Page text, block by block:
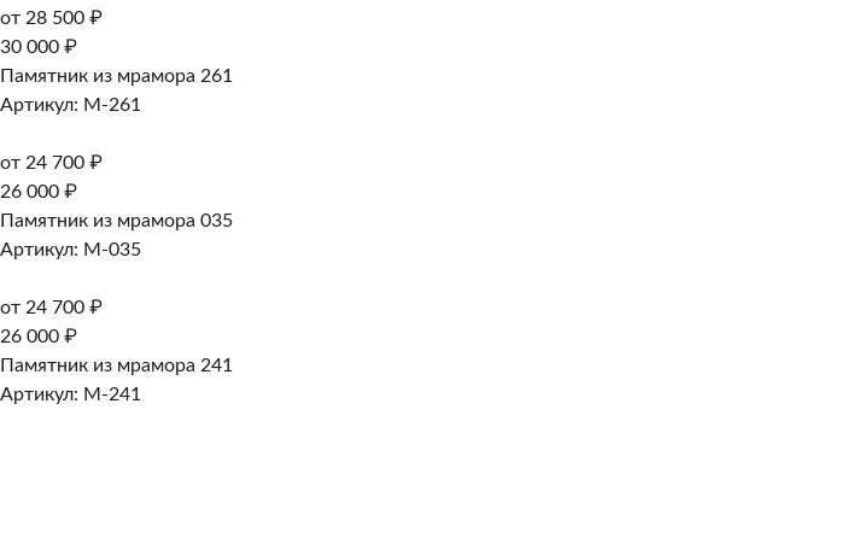
от 28 500 ₽
30 000 ₽
Памятник из мрамора 261
Артикул: M-261
от 24 700 ₽
26 000 ₽
Памятник из мрамора 035
Артикул: M-035
от 24 700 ₽
26 000 ₽
Памятник из мрамора 241
Артикул: M-241